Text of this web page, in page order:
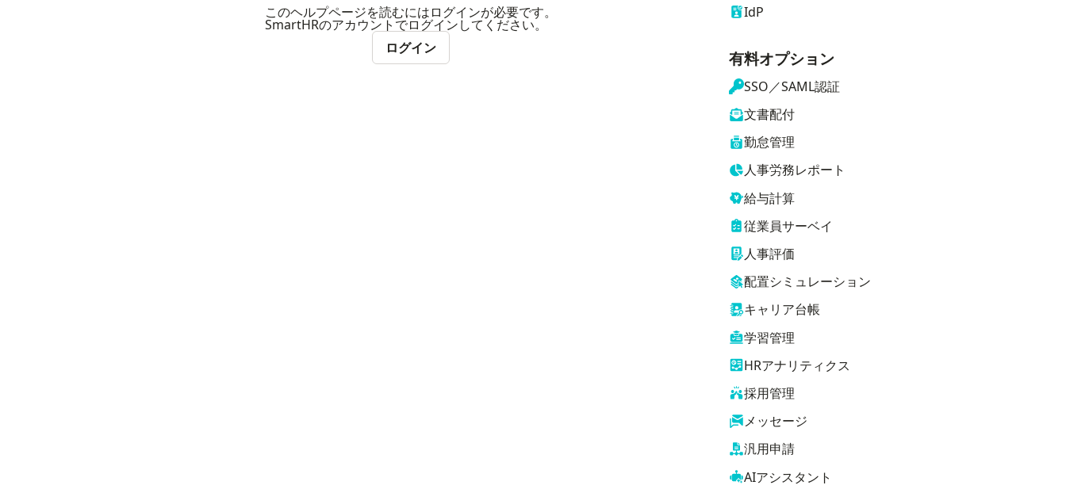
このヘルプページを読むにはログインが必要です。
SmartHRのアカウントでログインしてください。
ログイン
IdP
有料オプション
SSO／SAML認証
文書配付
勤怠管理
人事労務レポート
給与計算
従業員サーベイ
人事評価
配置シミュレーション
キャリア台帳
学習管理
HRアナリティクス
採用管理
メッセージ
汎用申請
AIアシスタント